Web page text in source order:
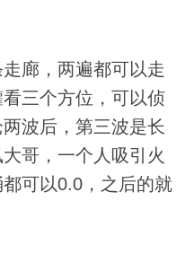
廊，两遍都可以走
三个方位，可以侦
波后，第三波是长
哥，一个人吸引火
可以0.0，之后的就